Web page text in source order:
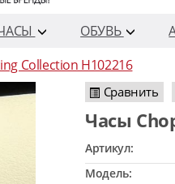
ОБУВЬ
Collection H102216
Сравнить
Часы
Артикул:
Модель: